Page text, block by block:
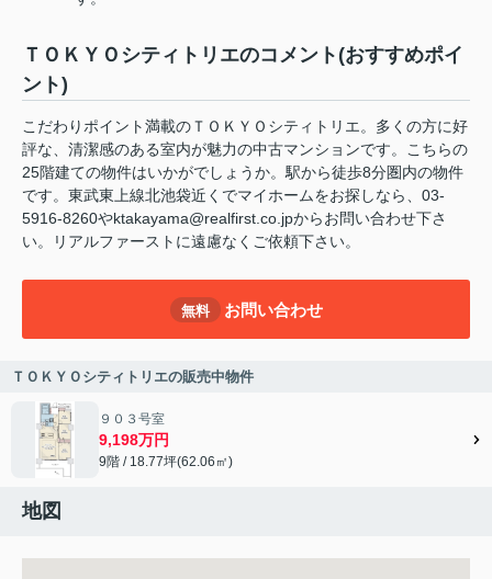
ＴＯＫＹＯシティトリエのコメント(おすすめポイ
ント)
こだわりポイント満載のＴＯＫＹＯシティトリエ。多くの方に好
評な、清潔感のある室内が魅力の中古マンションです。こちらの
25階建ての物件はいかがでしょうか。駅から徒歩8分圏内の物件
です。東武東上線北池袋近くでマイホームをお探しなら、03-
5916-8260やktakayama@realfirst.co.jpからお問い合わせ下さ
い。リアルファーストに遠慮なくご依頼下さい。
無料 お問い合わせ
ＴＯＫＹＯシティトリエの販売中物件
９０３号室
9,198万円
9階 / 18.77坪(62.06㎡)
地図